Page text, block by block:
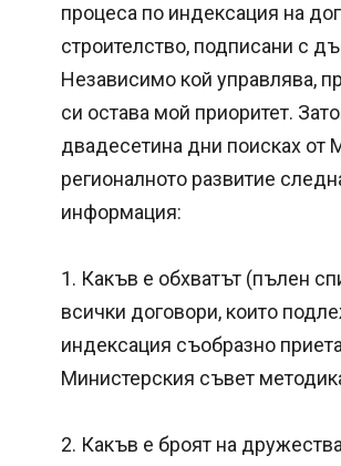
процеса по индексация на
строителство, подписани с
Независимо кой управлява,
си остава мой приоритет.
двадесетина дни поисках от
регионалното развитие
информация:
1. Какъв е обхватът (пълен
всички договори, които
индексация съобразно
Министерския съвет
2. Какъв е броят на